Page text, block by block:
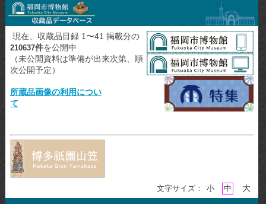
現在、収蔵品目録 1〜41 掲載分の
210637件を公開中
（未公開資料は準備が出来次第、順
次公開予定）
所蔵品画像の利用につい
て
文字サイズ： 小 中 大